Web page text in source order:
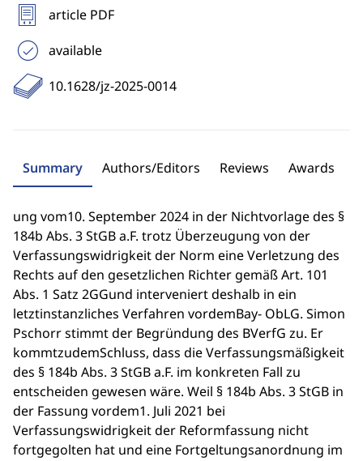
article PDF
available
10.1628/jz-2025-0014
Summary Authors/Editors Reviews Awards
ung vom10. September 2024 in der Nichtvorlage des §
184b Abs. 3 StGB a.F. trotz Überzeugung von der
Verfassungswidrigkeit der Norm eine Verletzung des
Rechts auf den gesetzlichen Richter gemäß Art. 101
Abs. 1 Satz 2GGund interveniert deshalb in ein
letztinstanzliches Verfahren vordemBay- ObLG. Simon
Pschorr stimmt der Begründung des BVerfG zu. Er
kommtzudemSchluss, dass die Verfassungsmäßigkeit
des § 184b Abs. 3 StGB a.F. im konkreten Fall zu
entscheiden gewesen wäre. Weil § 184b Abs. 3 StGB in
der Fassung vordem1. Juli 2021 bei
Verfassungswidrigkeit der Reformfassung nicht
fortgegolten hat und eine Fortgeltungsanordnung im